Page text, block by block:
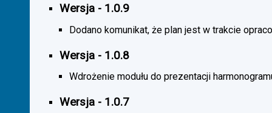
Wersja - 1.0.9
Dodano komunikat, że plan jest w trakcie
Wersja - 1.0.8
Wdrożenie modułu do prezentacji
Wersja - 1.0.7